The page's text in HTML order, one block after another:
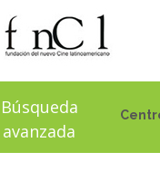
Búsqueda
avanzada